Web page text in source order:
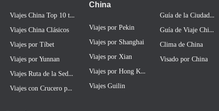
Viajes China Top 10 tours
Viajes China Clásicos
Viajes por Tíbet
Viajes por Yunnan
Viajes Ruta de la Seda China
Viajes con Crucero por Río Yangtze
Guía de la Ciudad China
Guía de Viaje China
Clima de China
Visado por China
China
Viajes por Pekin
Viajes por Shanghai
Viajes por Xian
Viajes por Hong Kong
Viajes Guilin